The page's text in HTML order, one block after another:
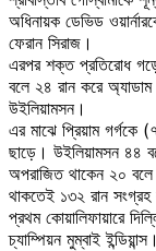
অধিনায়ক ডেভিড
ফেরান সিরাজ।
এরপর শক্ত প্রতিরোধ
বলে ২৪ রান করে
উইলিয়ামসন।
এর মাঝে প্রিয়াম গর্গকে
ছাড়ে। উইলিয়ামসন ৪৪
অপরাজিত থাকেন ২০ বলে
থাকতেই ১৩২ রান সংগ্রহ
প্রথম কোয়ালিফায়ারে
চ্যাম্পিয়ন মুম্বাই ইন্ডিয়ান্স।